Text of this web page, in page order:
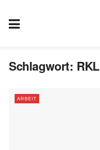
Schlagwort: RKL
ARBEIT